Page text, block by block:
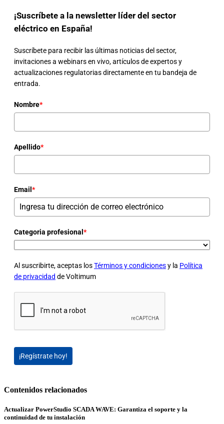
¡Suscríbete a la newsletter líder del sector
eléctrico en España!
Suscríbete para recibir las últimas noticias del sector,
invitaciones a webinars en vivo, artículos de expertos y
actualizaciones regulatorias directamente en tu bandeja de
entrada.
Nombre*
Apellido*
Email *
Categoria profesional *
Al suscribirte, aceptas losTérminos y condicionesy la Política
de privacidad de Voltimum
¡Regístrate hoy!
Contenidos relacionados
Actualizar PowerStudio SCADA WAVE: Garantiza el soporte y la
continuidad de tu instalación